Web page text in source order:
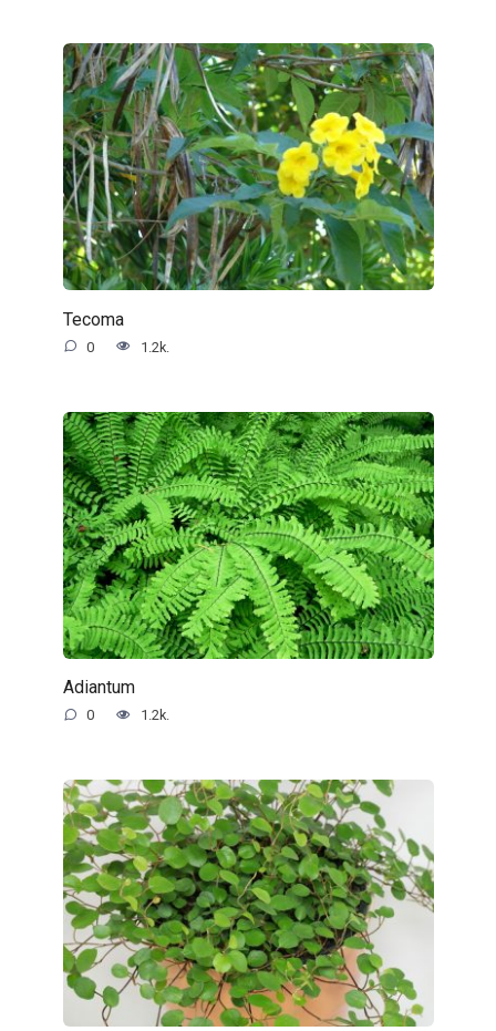
Tecoma
0 1.2k.
Adiantum
0 1.2k.